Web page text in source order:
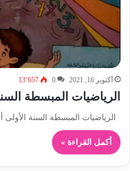
أكتوبر 16, 2021 0 13٬657
الرياضيات المبسطة
الرياضيات المبسطة السنة
أكمل القراءة »